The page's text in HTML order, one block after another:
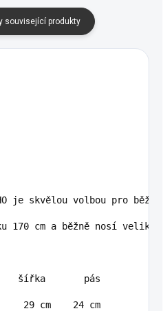
související produkty
je skvělou volbou pro
170 cm a běžně nosí
pás
29 cm    24 cm